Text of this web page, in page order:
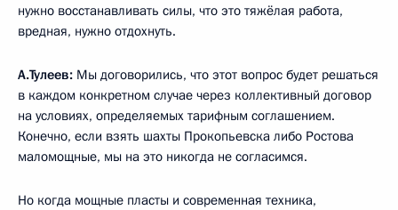
нужно восстанавливать силы, что это тяжёлая работа,
вредная, нужно отдохнуть.
А.Тулеев: Мы договорились, что этот вопрос будет решаться
в каждом конкретном случае через коллективный договор
на условиях, определяемых тарифным соглашением.
Конечно, если взять шахты Прокопьевска либо Ростова
маломощные, мы на это никогда не согласимся.
Но когда мощные пласты и современная техника,